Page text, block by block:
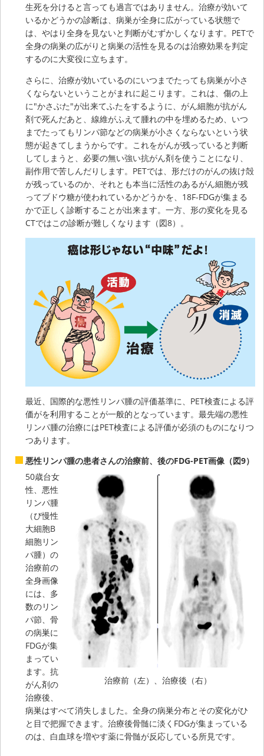
生死を分けると言っても過言ではありません。治療が効いて
いるかどうかの診断は、病巣が全身に広がっている状態で
は、やはり全身を見ないと判断がむずかしくなります。PETで
全身の病巣の広がりと病巣の活性を見るのは治療効果を判定
するのに大変役に立ちます。
さらに、治療が効いているのにいつまでたっても病巣が小さ
くならないということがまれに起こります。これは、傷の上
に"かさぶた"が出来てふたをするように、がん細胞が抗がん
剤で死んだあと、線維がふえて腫れの中を埋めるため、いつ
までたってもリンパ節などの病巣が小さくならないという状
態が起きてしまうからです。これをがんが残っていると判断
してしまうと、必要の無い強い抗がん剤を使うことになり、
副作用で苦しんだりします。PETでは、形だけのがんの抜け殻
が残っているのか、それとも本当に活性のあるがん細胞が残
ってブドウ糖が使われているかどうかを、18F-FDGが集まる
かで正しく診断することが出来ます。一方、形の変化を見る
CTではこの診断が難しくなります（図8）。
最近、国際的な悪性リンパ腫の評価基準に、PET検査による評
価がを利用することが一般的となっています。最先端の悪性
リンパ腫の治療にはPET検査による評価が必須のものになりつ
つあります。
悪性リンパ腫の患者さんの治療前、後のFDG-PET画像（図9）
治療前（左）、治療後（右）
50歳台女
性、悪性
リンパ腫
（び慢性
大細胞B
細胞リン
パ腫）の
治療前の
全身画像
には、多
数のリン
パ節、骨
の病巣に
FDGが集
まってい
ます。抗
がん剤の
治療後、
病巣はすべて消失しました。全身の病巣分布とその変化がひ
と目で把握できます。治療後骨髄に淡くFDGが集まっている
のは、白血球を増やす薬に骨髄が反応している所見です。